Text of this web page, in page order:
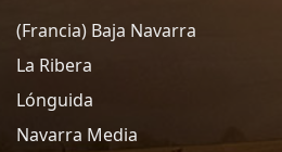
(Francia) Baja Navarra
La Ribera
Lónguida
Navarra Media